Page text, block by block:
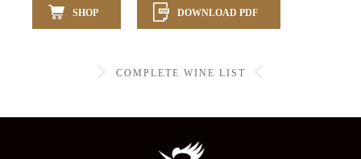
SHOP DOWNLOAD PDF
COMPLETE WINE LIST